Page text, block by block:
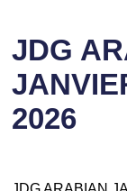
JDG
2026